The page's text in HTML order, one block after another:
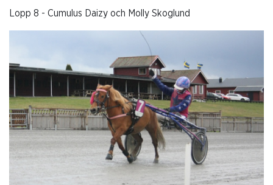
Lopp 8 - Cumulus Daizy och Molly Skoglund